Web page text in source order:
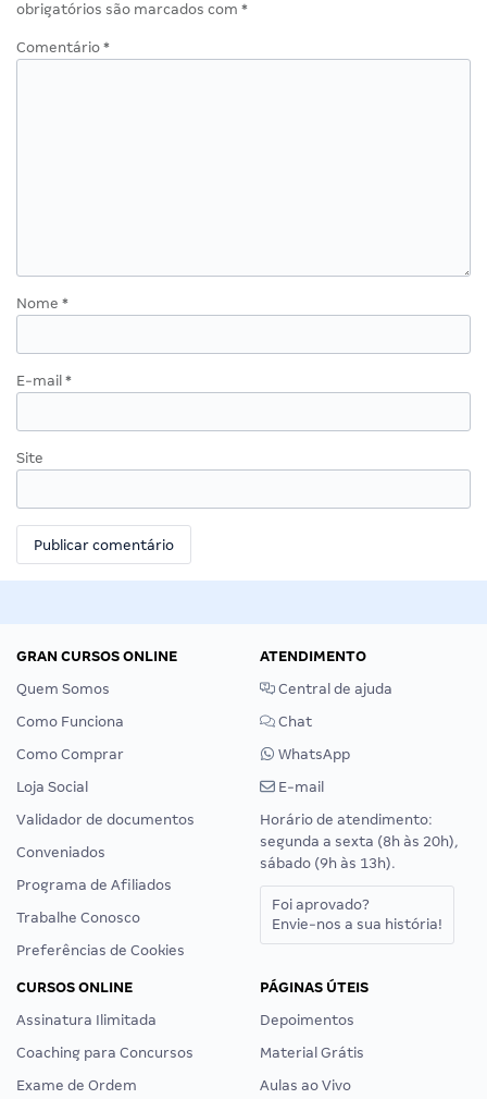
obrigatórios são marcados com *
Comentário *
Nome *
E-mail *
Site
GRAN CURSOS ONLINE
Quem Somos
Como Funciona
Como Comprar
Loja Social
Validador de documentos
Conveniados
Programa de Afiliados
Trabalhe Conosco
Preferências de Cookies
ATENDIMENTO
Central de ajuda
Chat
WhatsApp
E-mail
Horário de atendimento:
segunda a sexta (8h às 20h),
sábado (9h às 13h).
Foi aprovado?
Envie-nos a sua história!
CURSOS ONLINE
Assinatura Ilimitada
Coaching para Concursos
Exame de Ordem
PÁGINAS ÚTEIS
Depoimentos
Material Grátis
Aulas ao Vivo